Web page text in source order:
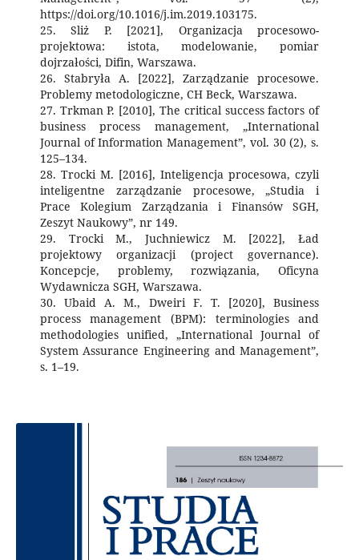
https://doi.org/10.1016/j.im.2019.103175.
25. Sliż P. [2021], Organizacja procesowo-
projektowa: istota, modelowanie, pomiar
dojrzałości, Difin, Warszawa.
26. Stabryła A. [2022], Zarządzanie procesowe.
Problemy metodologiczne, CH Beck, Warszawa.
27. Trkman P. [2010], The critical success factors of
business process management, „International
Journal of Information Management”, vol. 30 (2), s.
125–134.
28. Trocki M. [2016], Inteligencja procesowa, czyli
inteligentne zarządzanie procesowe, „Studia i
Prace Kolegium Zarządzania i Finansów SGH,
Zeszyt Naukowy”, nr 149.
29. Trocki M., Juchniewicz M. [2022], Ład
projektowy organizacji (project governance).
Koncepcje, problemy, rozwiązania, Oficyna
Wydawnicza SGH, Warszawa.
30. Ubaid A. M., Dweiri F. T. [2020], Business
process management (BPM): terminologies and
methodologies unified, „International Journal of
System Assurance Engineering and Management”,
s. 1–19.